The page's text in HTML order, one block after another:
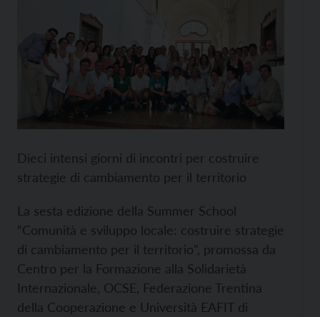
Dieci intensi giorni di incontri per costruire
strategie di cambiamento per il territorio
La sesta edizione della Summer School
“Comunità e sviluppo locale: costruire strategie
di cambiamento per il territorio", promossa da
Centro per la Formazione alla Solidarietà
Internazionale, OCSE, Federazione Trentina
della Cooperazione e Università EAFIT di